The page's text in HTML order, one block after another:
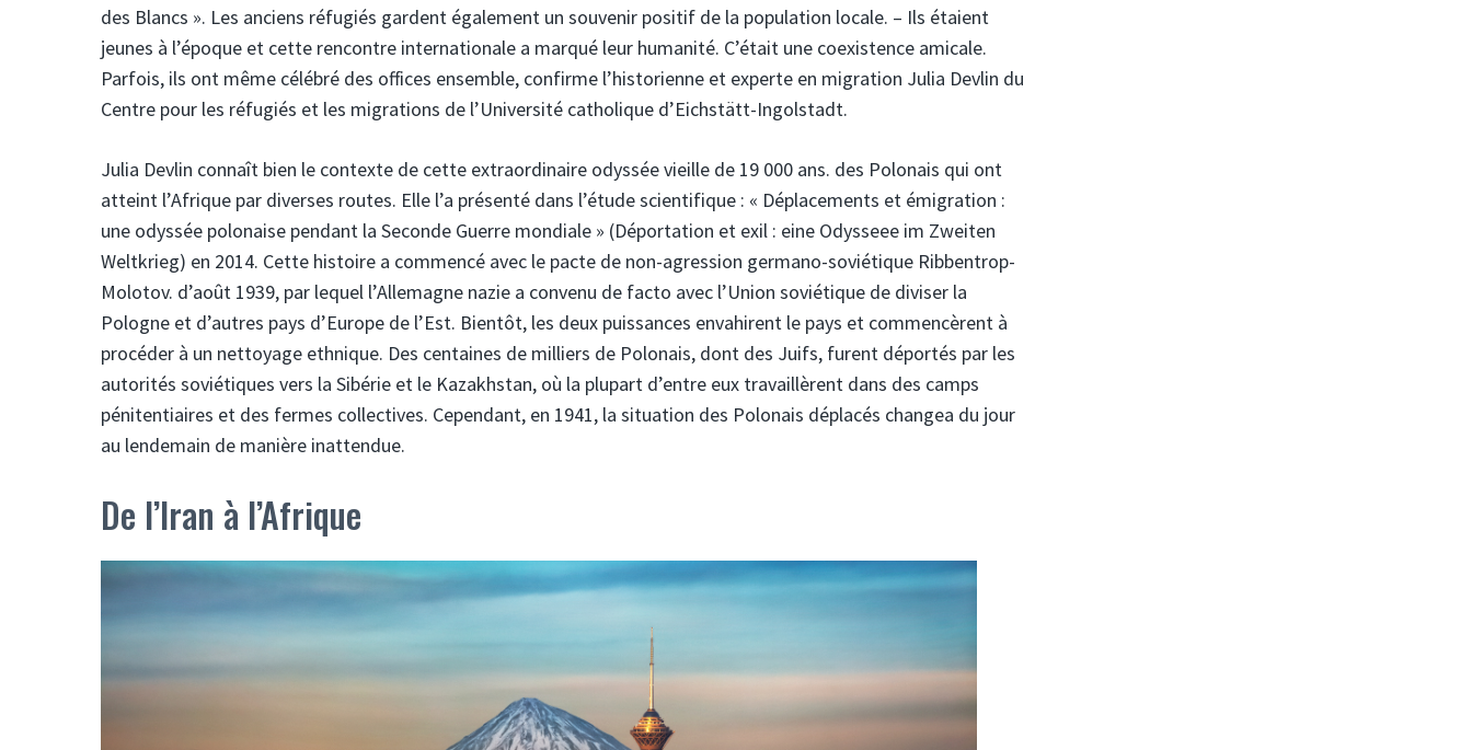
des Blancs ». Les anciens réfugiés gardent également un souvenir positif de la population locale. – Ils étaient
jeunes à l’époque et cette rencontre internationale a marqué leur humanité. C’était une coexistence amicale.
Parfois, ils ont même célébré des offices ensemble, confirme l’historienne et experte en migration Julia Devlin du
Centre pour les réfugiés et les migrations de l’Université catholique d’Eichstätt-Ingolstadt.
Julia Devlin connaît bien le contexte de cette extraordinaire odyssée vieille de 19 000 ans. des Polonais qui ont
atteint l’Afrique par diverses routes. Elle l’a présenté dans l’étude scientifique : « Déplacements et émigration :
une odyssée polonaise pendant la Seconde Guerre mondiale » (Déportation et exil : eine Odysseee im Zweiten
Weltkrieg) en 2014. Cette histoire a commencé avec le pacte de non-agression germano-soviétique Ribbentrop-
Molotov. d’août 1939, par lequel l’Allemagne nazie a convenu de facto avec l’Union soviétique de diviser la
Pologne et d’autres pays d’Europe de l’Est. Bientôt, les deux puissances envahirent le pays et commencèrent à
procéder à un nettoyage ethnique. Des centaines de milliers de Polonais, dont des Juifs, furent déportés par les
autorités soviétiques vers la Sibérie et le Kazakhstan, où la plupart d’entre eux travaillèrent dans des camps
pénitentiaires et des fermes collectives. Cependant, en 1941, la situation des Polonais déplacés changea du jour
au lendemain de manière inattendue.
De l’Iran à l’Afrique